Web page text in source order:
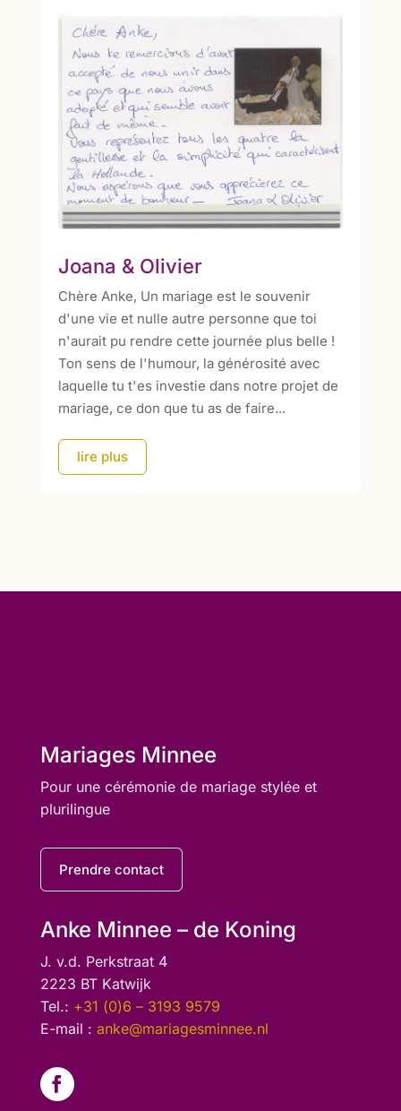
Joana & Olivier
Chère Anke, Un mariage est le souvenir
d'une vie et nulle autre personne que toi
n'aurait pu rendre cette journée plus belle !
Ton sens de l'humour, la générosité avec
laquelle tu t'es investie dans notre projet de
mariage, ce don que tu as de faire...
lire plus
Mariages Minnee
Pour une cérémonie de mariage stylée et
plurilingue
Prendre contact
Anke Minnee – de Koning
J. v.d. Perkstraat 4
2223 BT Katwijk
Tel.: +31 (0)6 – 3193 9579
E-mail : anke@mariagesminnee.nl